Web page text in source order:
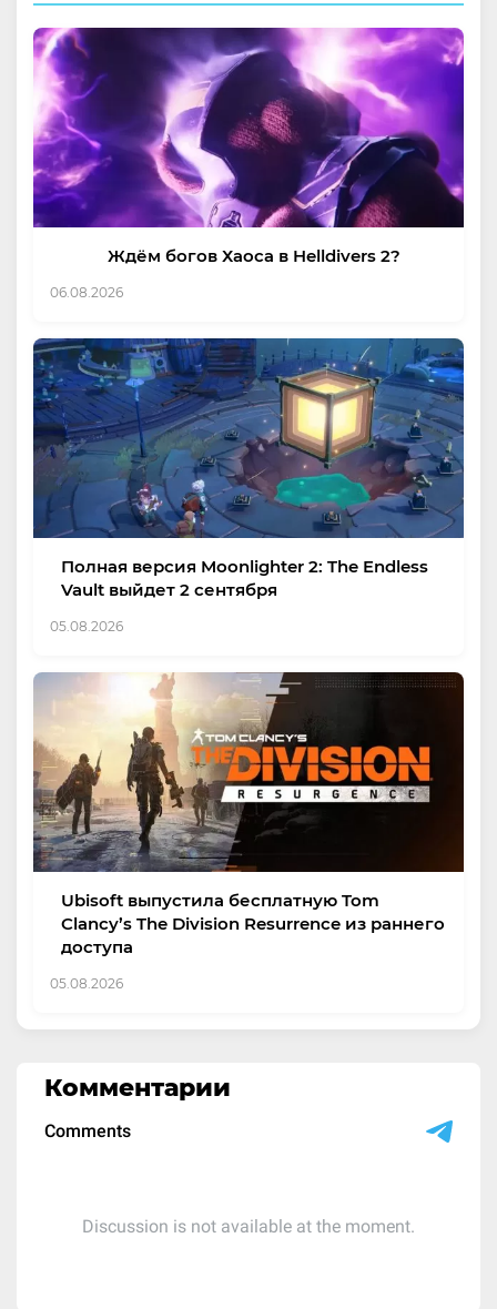
Ждём богов Хаоса в Helldivers 2?
06.08.2026
Полная версия Moonlighter 2: The Endless
Vault выйдет 2 сентября
05.08.2026
Ubisoft выпустила бесплатную Tom
Clancy’s The Division Resurrence из раннего
доступа
05.08.2026
Комментарии